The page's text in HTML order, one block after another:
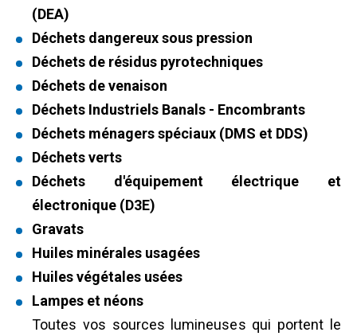
(DEA)
Déchets dangereux sous pression
Déchets de résidus pyrotechniques
Déchets de venaison
Déchets Industriels Banals - Encombrants
Déchets ménagers spéciaux (DMS et DDS)
Déchets verts
Déchets d'équipement électrique et
électronique (D3E)
Gravats
Huiles minérales usagées
Huiles végétales usées
Lampes et néons
Toutes vos sources lumineuses qui portent le